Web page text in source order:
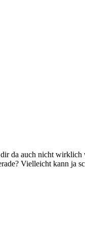
da auch nicht
Vielleicht kann ja